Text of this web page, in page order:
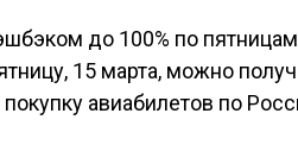
до 100% по
15 марта, можно
авиабилетов по